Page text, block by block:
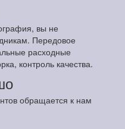
вы не
Передовое
расходные
контроль качества.
обращается к нам